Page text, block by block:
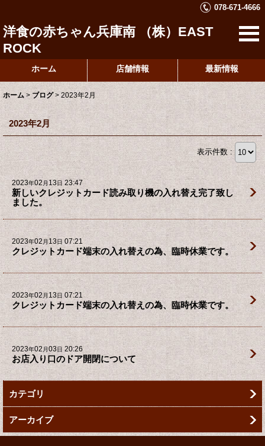
078-671-4666
洋食の赤ちゃん兵庫南 （株）EAST
ROCK
ホーム 店舗情報 最新情報
ホーム > ブログ > 2023年2月
2023年2月
表示件数 :
2023年02 月13日 23:47
新しいクレジットカード読み取り機の入れ替え完了致し
ました。
2023年02月 13日 07:21
クレジットカード端末の入れ替えの為、臨時休業です。
2023年02月 13日07:21
クレジットカード端末の入れ替えの為、臨時休業です。
2023年02 月03日 20:26
お店入り口のドア開閉について
カテゴリ
アーカイブ